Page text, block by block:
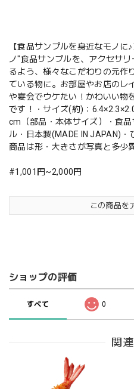
【食品サンプルを身近なモノ
ノ"食品サンプルを、アクセサ
るよう、様々なこだわりの元作
ている物に。お部屋やお店のレ
や宴会でウケたい！かわいい物
です！・サイズ(約)：
cm（部品・本体サイズ）・食
ル・日本製(MADE IN JAPAN)
商品は形・大きさが写真と多少
#1,001円~2,000円
この商品を
ショップの評価
すべて 0
関